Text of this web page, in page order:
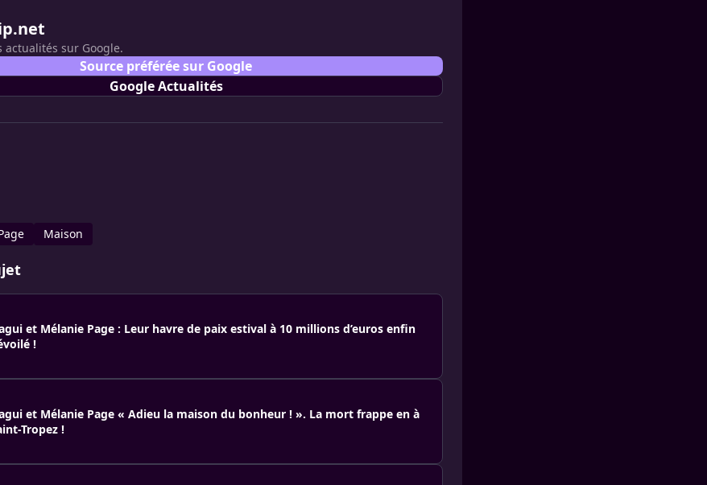
actualités sur Google.
Source préférée sur Google
Google Actualités
Maison
et Mélanie Page : Leur havre de paix estival à 10 millions d’euros enfin
!
et Mélanie Page « Adieu la maison du bonheur ! ». La mort frappe en à
Tropez !